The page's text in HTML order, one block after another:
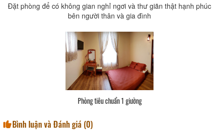
Đặt phòng để có không gian nghỉ ngơi và thư giãn thật hạnh phúc
bên người thân và gia đình
Phòng tiêu chuẩn 1 giường
Bình luận và Đánh giá (0)